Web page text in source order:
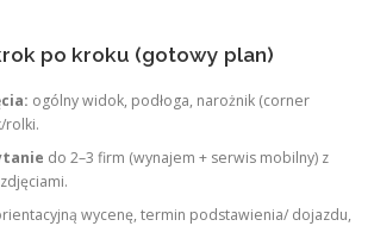
po kroku (gotowy plan)
ogólny widok, podłoga, narożnik (corner
rolki.
do 2–3 firm (wynajem + serwis mobilny) z
wycenę, termin podstawienia/ dojazdu,